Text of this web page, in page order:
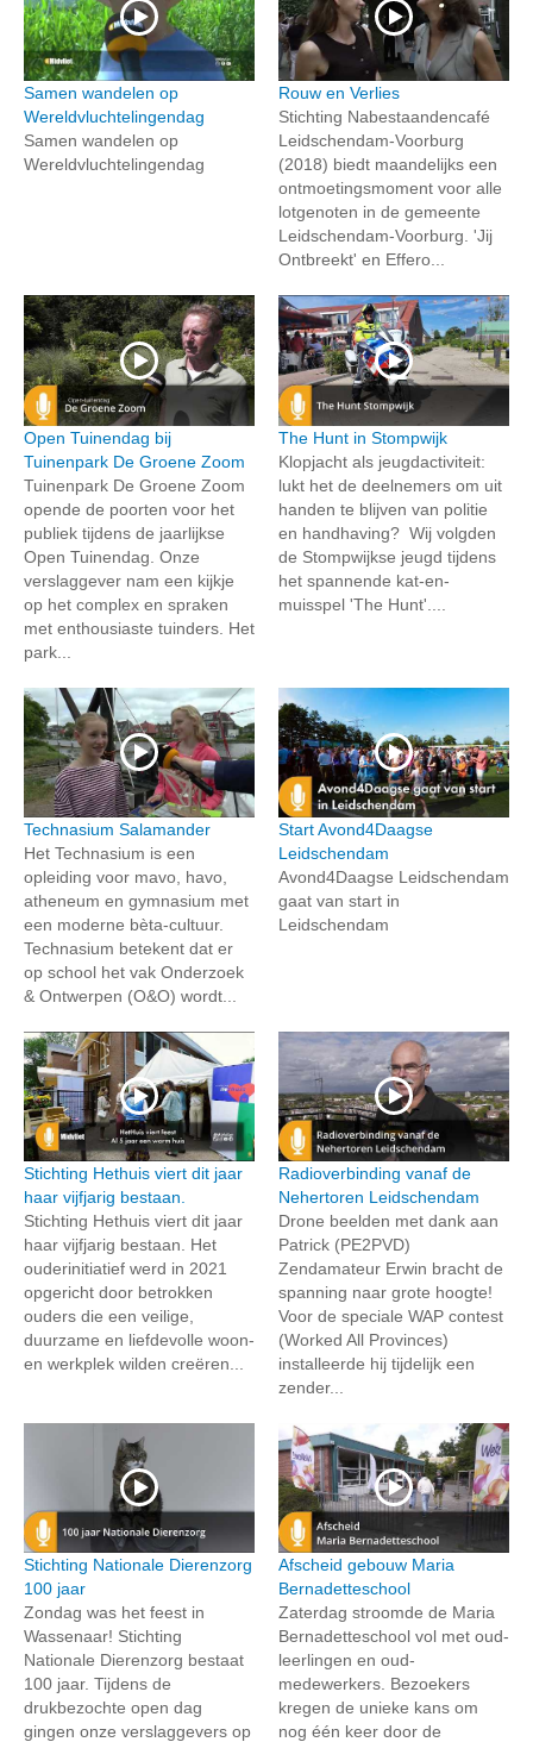
Samen wandelen op
Wereldvluchtelingendag
Samen wandelen op
Wereldvluchtelingendag
Rouw en Verlies
Stichting Nabestaandencafé
Leidschendam-Voorburg
(2018) biedt maandelijks een
ontmoetingsmoment voor alle
lotgenoten in de gemeente
Leidschendam-Voorburg. 'Jij
Ontbreekt' en Effero...
Open Tuinendag bij
Tuinenpark De Groene Zoom
Tuinenpark De Groene Zoom
opende de poorten voor het
publiek tijdens de jaarlijkse
Open Tuinendag. Onze
verslaggever nam een kijkje
op het complex en spraken
met enthousiaste tuinders. Het
park...
The Hunt in Stompwijk
Klopjacht als jeugdactiviteit:
lukt het de deelnemers om uit
handen te blijven van politie
en handhaving? Wij volgden
de Stompwijkse jeugd tijdens
het spannende kat-en-
muisspel 'The Hunt'....
Technasium Salamander
Het Technasium is een
opleiding voor mavo, havo,
atheneum en gymnasium met
een moderne bèta-cultuur.
Technasium betekent dat er
op school het vak Onderzoek
& Ontwerpen (O&O) wordt...
Start Avond4Daagse
Leidschendam
Avond4Daagse Leidschendam
gaat van start in
Leidschendam
Stichting Hethuis viert dit jaar
haar vijfjarig bestaan.
Stichting Hethuis viert dit jaar
haar vijfjarig bestaan. Het
ouderinitiatief werd in 2021
opgericht door betrokken
ouders die een veilige,
duurzame en liefdevolle woon-
en werkplek wilden creëren...
Radioverbinding vanaf de
Nehertoren Leidschendam
Drone beelden met dank aan
Patrick (PE2PVD)
Zendamateur Erwin bracht de
spanning naar grote hoogte!
Voor de speciale WAP contest
(Worked All Provinces)
installeerde hij tijdelijk een
zender...
Stichting Nationale Dierenzorg
100 jaar
Zondag was het feest in
Wassenaar! Stichting
Nationale Dierenzorg bestaat
100 jaar. Tijdens de
drukbezochte open dag
gingen onze verslaggevers op
Afscheid gebouw Maria
Bernadetteschool
Zaterdag stroomde de Maria
Bernadetteschool vol met oud-
leerlingen en oud-
medewerkers. Bezoekers
kregen de unieke kans om
nog één keer door de